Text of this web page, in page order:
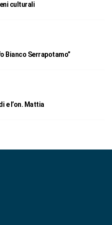
culturali
Bianco Serrapotamo”
e l’on. Mattia